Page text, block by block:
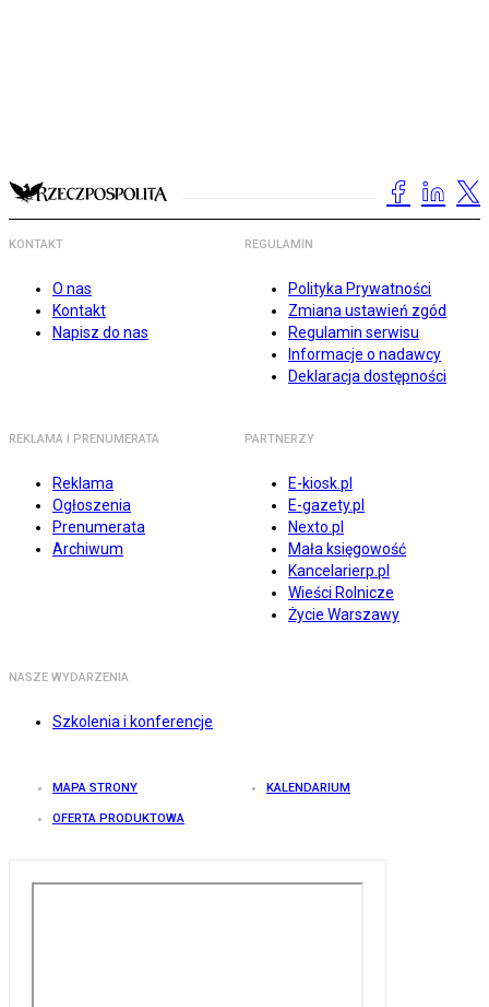
KONTAKT
O nas
Kontakt
Napisz do nas
REGULAMIN
Polityka Prywatności
Zmiana ustawień zgód
Regulamin serwisu
Informacje o nadawcy
Deklaracja dostępności
REKLAMA I PRENUMERATA
Reklama
Ogłoszenia
Prenumerata
Archiwum
PARTNERZY
E-kiosk.pl
E-gazety.pl
Nexto.pl
Mała księgowość
Kancelarierp.pl
Wieści Rolnicze
Życie Warszawy
NASZE WYDARZENIA
Szkolenia i konferencje
MAPA STRONY KALENDARIUM
OFERTA PRODUKTOWA